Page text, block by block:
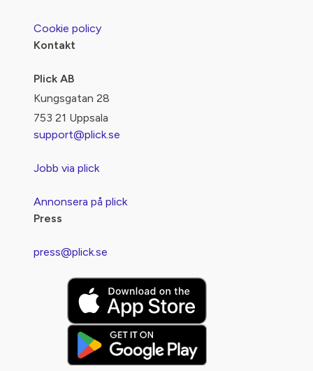
Cookie policy
Kontakt
Plick AB
Kungsgatan 28
753 21 Uppsala
support@plick.se
Jobb via plick
Annonsera på plick
Press
press@plick.se